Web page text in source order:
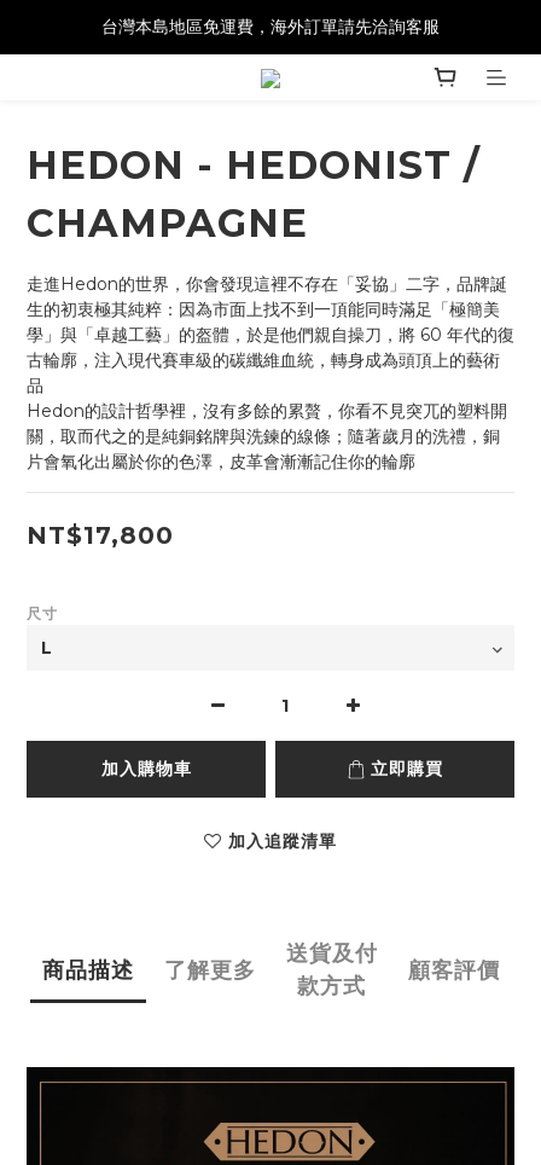
台灣本島地區免運費，海外訂單請先洽詢客服
HEDON - HEDONIST /
CHAMPAGNE
走進Hedon的世界，你會發現這裡不存在「妥協」二字，品牌誕
生的初衷極其純粹：因為市面上找不到一頂能同時滿足「極簡美
學」與「卓越工藝」的盔體，於是他們親自操刀，將 60 年代的復
古輪廓，注入現代賽車級的碳纖維血統，轉身成為頭頂上的藝術
品
Hedon的設計哲學裡，沒有多餘的累贅，你看不見突兀的塑料開
關，取而代之的是純銅銘牌與洗鍊的線條；隨著歲月的洗禮，銅
片會氧化出屬於你的色澤，皮革會漸漸記住你的輪廓
NT$17,800
尺寸
加入購物車 立即購買
加入追蹤清單
商品描述 了解更多
送貨及付
款方式
顧客評價